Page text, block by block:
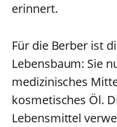
erinnert.
Für die Berber ist
Lebensbaum: Sie
medizinisches
kosmetisches Öl.
Lebensmittel